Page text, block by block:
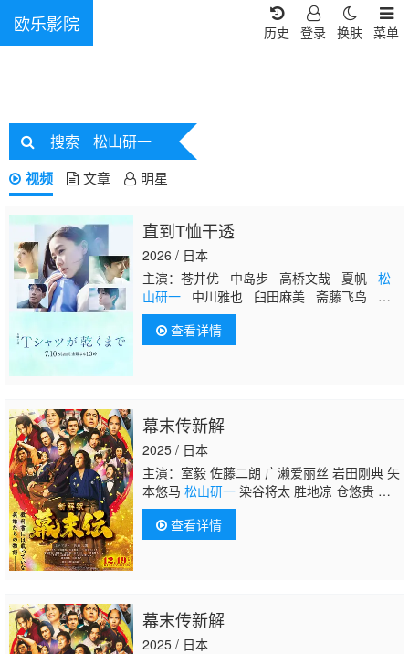
欧乐影院 菜单
换肤
登录
历史
搜索 松山研一
视频 文章 明星
直到T恤干透
2026 / 日本
主演：苍井优 中岛步 高桥文哉 夏帆 松
山研一中川雅也 臼田麻美 斋藤飞鸟 庄
司浩平
查看详情
幕末传新解
2025 / 日本
主演：室毅 佐藤二朗 广濑爱丽丝 岩田刚典 矢
本悠马 松山研一染谷将太 胜地凉 仓悠贵 山
下美月 贺来贤人 小手伸也 高桥克实 市村正
亲 渡部笃郎 山田孝之
查看详情
幕末传新解
2025 / 日本